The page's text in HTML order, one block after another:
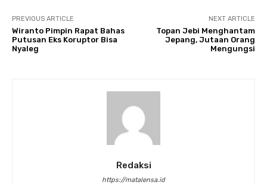
PREVIOUS ARTICLE
Wiranto Pimpin Rapat Bahas
Putusan Eks Koruptor Bisa
Nyaleg
NEXT ARTICLE
Topan Jebi Menghantam
Jepang, Jutaan Orang
Mengungsi
Redaksi
https://matalensa.id